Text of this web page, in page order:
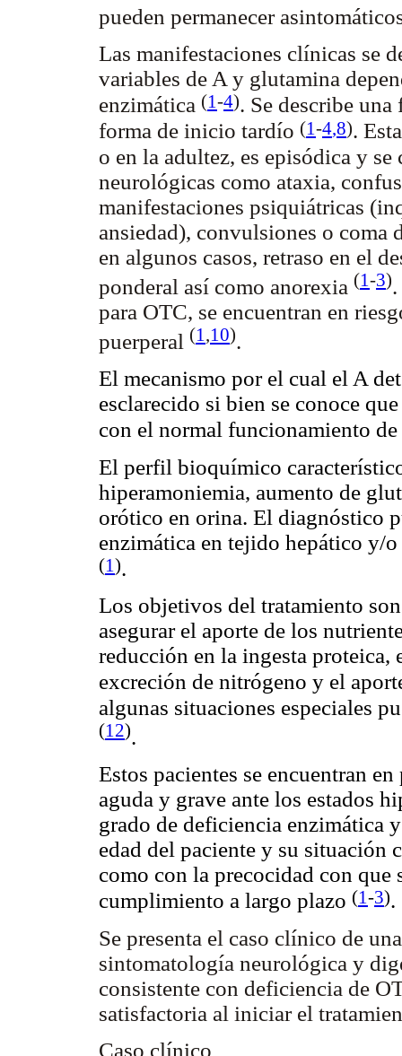
pueden permanecer
Las manifestaciones clínicas se
variables de A y glutamina
enzimática (1-4). Se describe
forma de inicio tardío (1-4 ,8).
o en la adultez, es episódica y
neurológicas como ataxia,
manifestaciones psiquiátricas
ansiedad), convulsiones o coma
en algunos casos, retraso en el
ponderal así como anorexia (1-3)
para OTC, se encuentran en
puerperal (1 ,10).
El mecanismo por el cual el A
esclarecido si bien se conoce
con el normal funcionamiento
El perfil bioquímico
hiperamoniemia, aumento de
orótico en orina. El diagnóstico
enzimática en tejido hepático y/
(1).
Los objetivos del tratamiento
asegurar el aporte de los
reducción en la ingesta proteica,
excreción de nitrógeno y el
algunas situaciones especiales
(12).
Estos pacientes se encuentran
aguda y grave ante los estados
grado de deficiencia enzimática
edad del paciente y su situación
como con la precocidad con
cumplimiento a largo plazo (1-3).
Se presenta el caso clínico de
sintomatología neurológica y
consistente con deficiencia de
satisfactoria al iniciar el
Caso clínico